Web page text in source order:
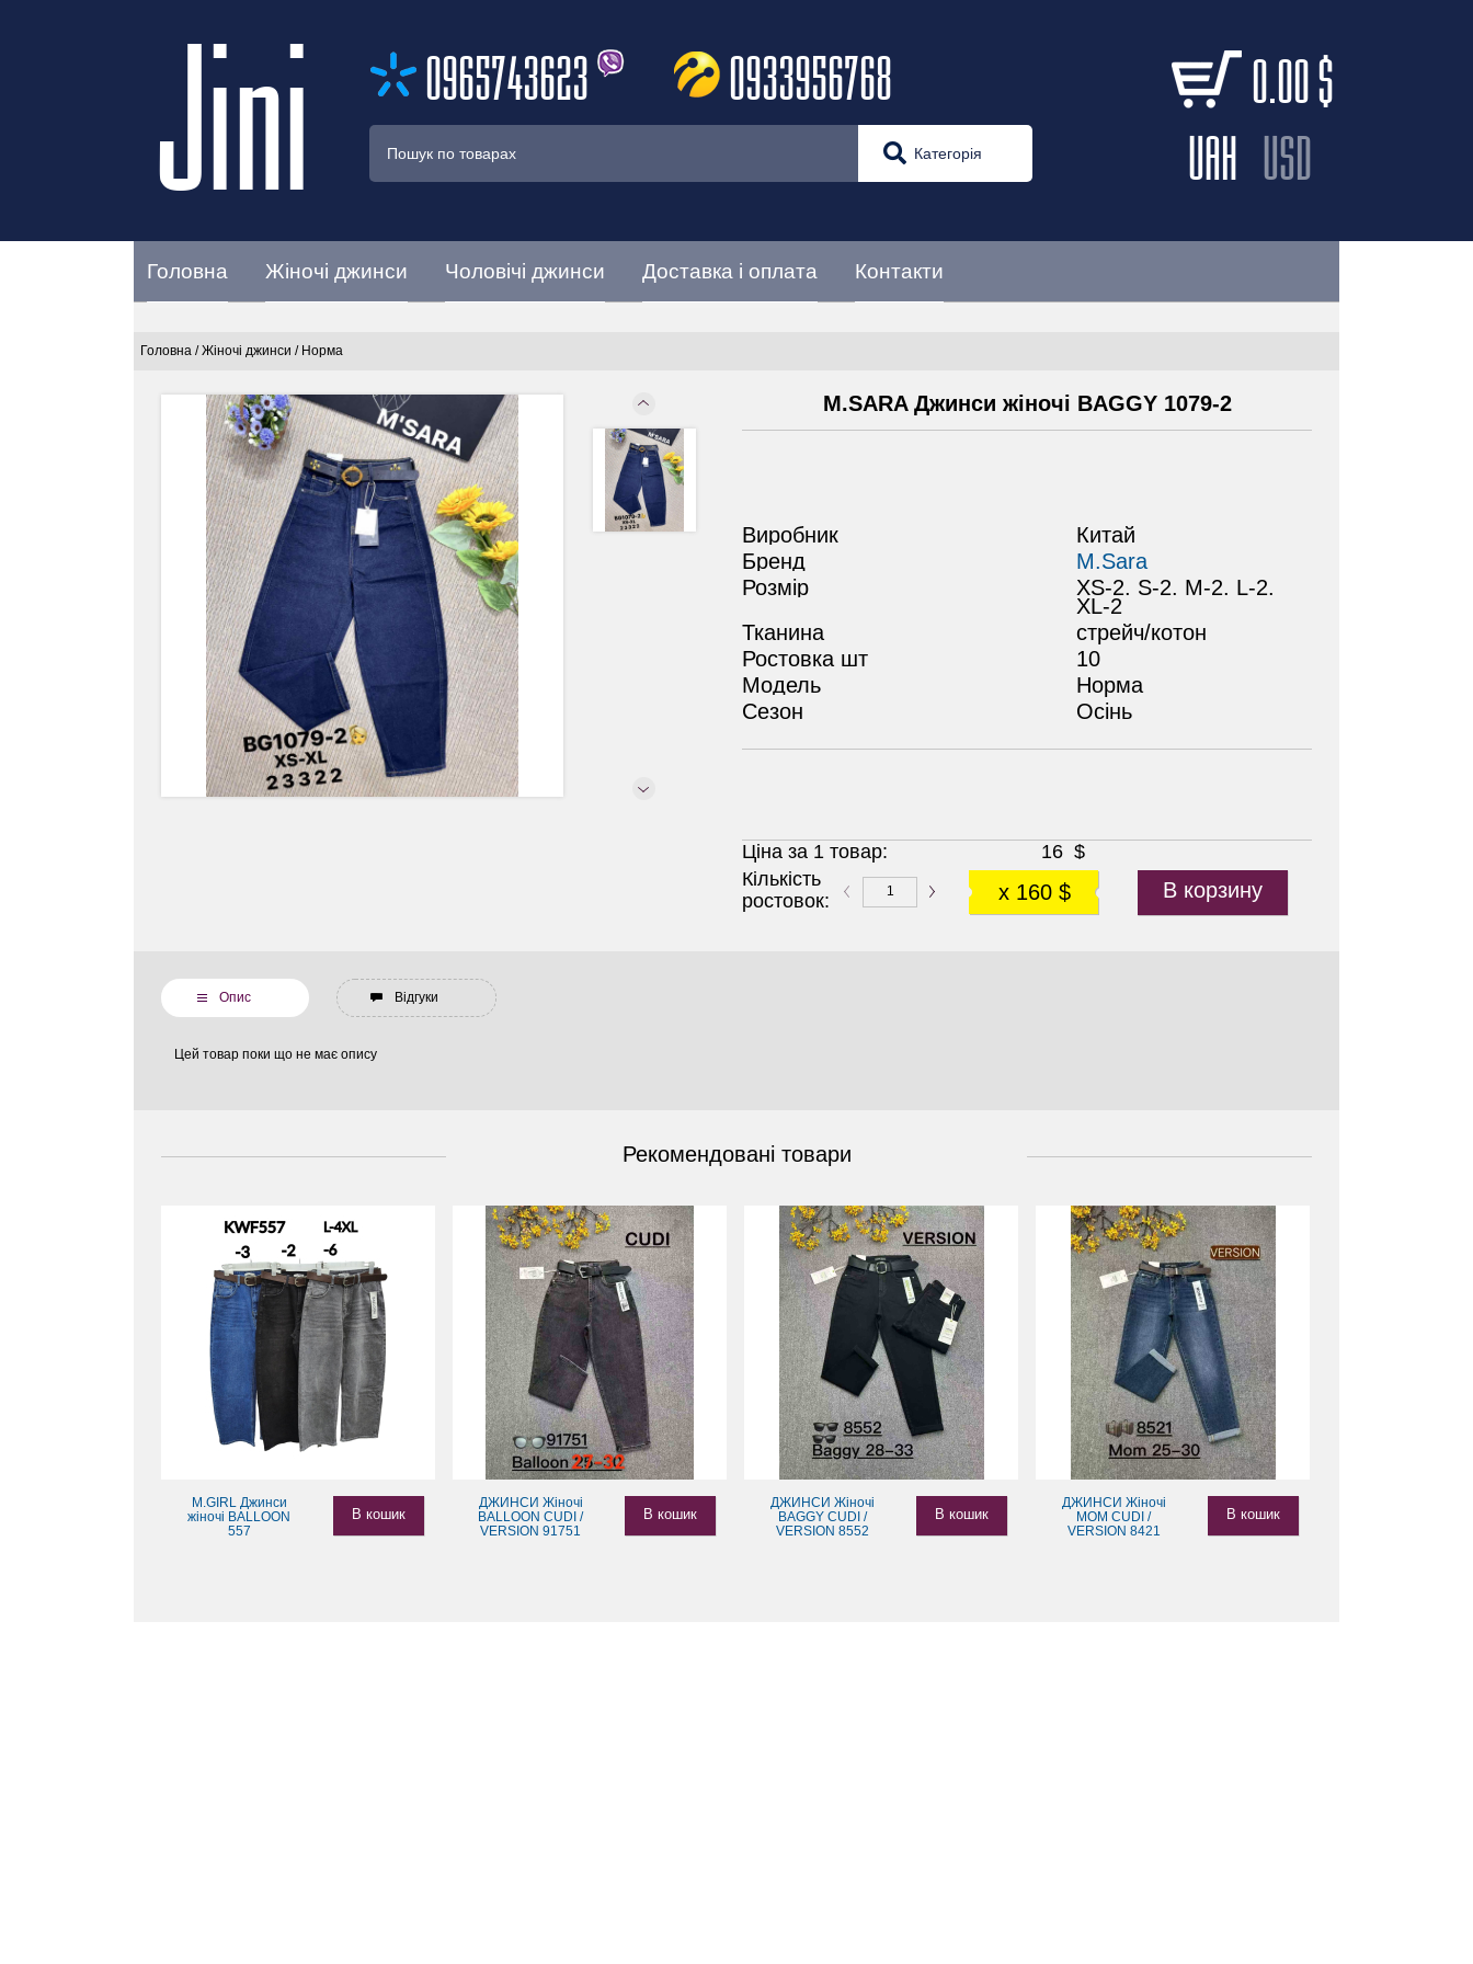
Jini 0965743623 0933956768 0.00$
UAH USD
Категорія
Головна Жіночі джинси Чоловічі джинси Доставка і оплата Контакти
Головна / Жіночі джинси / Норма
M.SARA Джинси жіночі BAGGY 1079-2
Виробник
Китай
Бренд
M.Sara
Розмір
XS-2. S-2. M-2. L-2.
XL-2
Тканина
стрейч/котон
Ростовка шт
10
Модель
Норма
Сезон
Осінь
Кількість
ростовок:
x 160 $ В корзину
Ціна за 1 товар: 16 $
Опис Відгуки
Цей товар поки що не має опису
Рекомендовані товари
M.GIRL Джинси
жіночі BALLOON
557
В кошик
ДЖИНСИ Жіночі
BALLOON CUDI /
VERSION 91751
В кошик
ДЖИНСИ Жіночі
BAGGY CUDI /
VERSION 8552
В кошик
ДЖИНСИ Жіночі
MOM CUDI /
VERSION 8421
В кошик